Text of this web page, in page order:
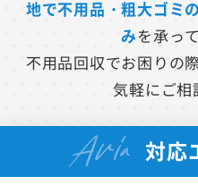
地で不用品・粗大ゴミ
みを承っ
不用品回収でお困りの
気軽にご相
Aria 対応